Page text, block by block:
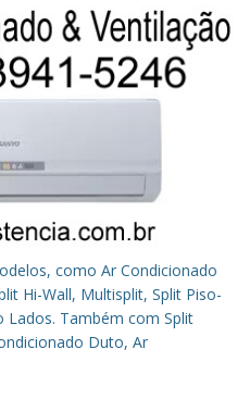
como Ar Condicionado
Hi-Wall, Multisplit, Split Piso-
Lados. Também com Split
Duto, Ar